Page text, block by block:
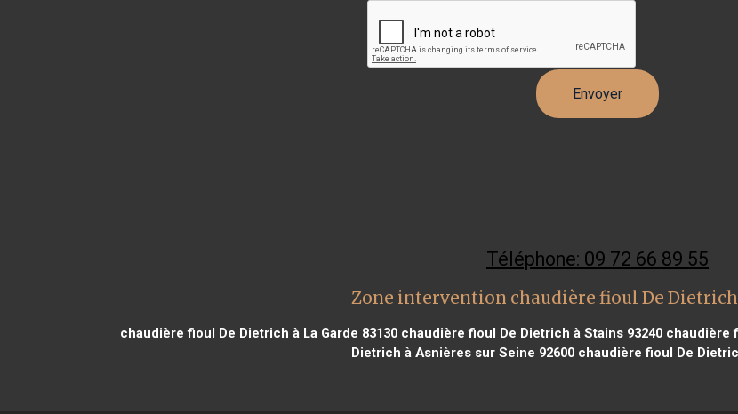
Téléphone: 09 72 66 89 55
Zone intervention chaudière fioul De
chaudière fioul De Dietrich à La Garde 83130 chaudière fioul De Dietrich à Stains 93240 chaudière
Dietrich à Asnières sur Seine 92600 chaudière fioul De